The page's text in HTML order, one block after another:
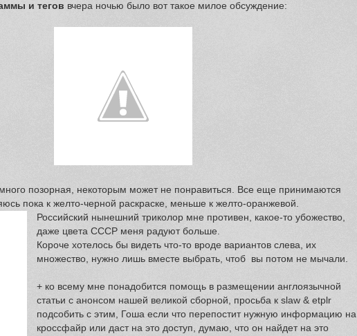
и тегов вчера ночью было вот такое милое обсуждение:
позорная, некоторым может не понравиться. Все еще принимаются
пока к желто-черной раскраске, меньше к желто-оранжевой.
Российский нынешний триколор мне противен, какое-то убожество,
даже цвета СССР меня радуют больше.
Короче хотелось бы видеть что-то вроде вариантов слева, их
множество, нужно лишь вместе выбрать, чтоб вы потом не мычали.
+ ко всему мне понадобится помощь в размещении англоязычной
статьи с анонсом нашей великой сборной, просьба к slaw & etplr
подсобить с этим, Гоша если что перепостит нужную информацию на
кроссфайр или даст на это доступ, думаю, что он найдет на это